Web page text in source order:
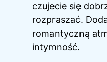
czujecie się
rozpraszać.
romantyczną
intymność.